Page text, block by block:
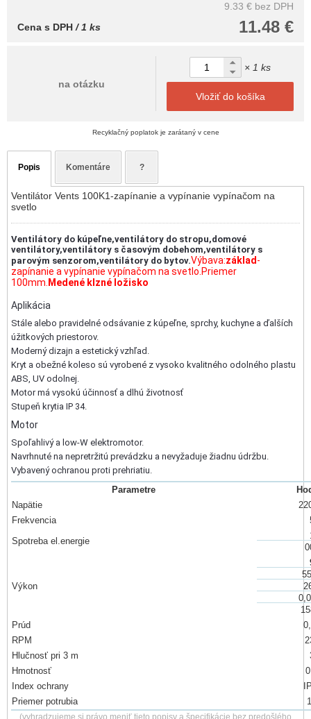
9.33 € bez DPH
11.48 €
Cena s DPH/ 1 ks
na otázku
× 1 ks
Vložiť do košíka
Recyklačný poplatok je zarátaný v cene
Popis Komentáre ?
Ventilátor Vents 100K1-zapínanie a vypínanie vypínačom na
svetlo
Ventilátory do kúpeľne,ventilátory do stropu,domové
ventilátory,ventilátory s časovým dobehom,ventilátory s
parovým senzorom,ventilátory do bytov.Výbava:základ-
zapínanie a vypínanie vypínačom na svetlo.Priemer
100mm. Medené klzné ložisko
Aplikácia
Stále alebo pravidelné odsávanie z kúpeľne, sprchy, kuchyne a ďalších
úžitkových priestorov.
Moderný dizajn a estetický vzhľad.
Kryt a obežné koleso sú vyrobené z vysoko kvalitného odolného plastu
ABS, UV odolnej.
Motor má vysokú účinnosť a dlhú životnosť
Stupeň krytia IP 34.
Motor
Spoľahlivý a low-W elektromotor.
Navrhnuté na nepretržitú prevádzku a nevyžaduje žiadnu údržbu.
Vybavený ochranou proti prehriatiu.
Parametre
Napätie
Frekvencia
Spotreba el.energie
Výkon
Prúd
RPM
Hlučnosť pri 3 m
Hmotnosť
Index ochrany
Priemer potrubia
(vyhradzujeme si právo meniť tieto popisy a špecifikácie bez predošlého